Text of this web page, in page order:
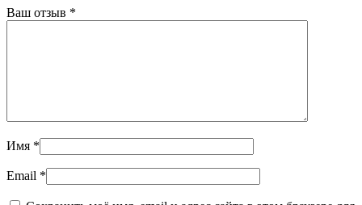
Ваш отзыв *
Имя *
Email *